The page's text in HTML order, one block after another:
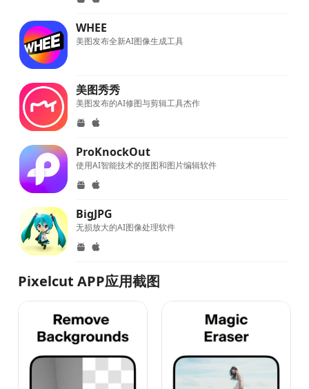
WHEE
美图发布全新AI图像生成工具
美图秀秀
美图发布的AI修图与剪辑工具杰作
ProKnockOut
使用AI智能技术的抠图和图片编辑软件
BigJPG
无损放大的AI图像处理软件
Pixelcut APP应用截图